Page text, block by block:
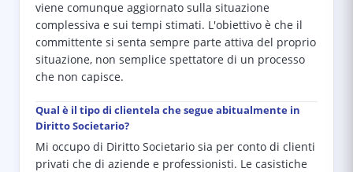
viene comunque aggiornato sulla situazione
complessiva e sui tempi stimati. L'obiettivo è che il
committente si senta sempre parte attiva del proprio
situazione, non semplice spettatore di un processo
che non capisce.
Qual è il tipo di clientela che segue abitualmente in
Diritto Societario?
Mi occupo di Diritto Societario sia per conto di clienti
privati che di aziende e professionisti. Le casistiche